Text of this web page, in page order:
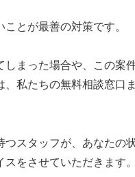
とが最善の対策です。
しまった場合や、この案
、私たちの無料相談窓口
つスタッフが、あなたの
をさせていただきます。